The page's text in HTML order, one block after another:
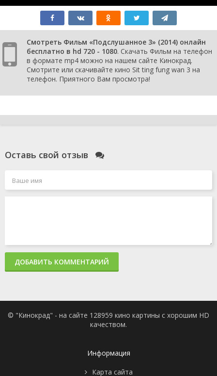
Смотреть Фильм «Подслушанное 3» (2014) онлайн
бесплатно в hd 720 - 1080. Скачать Фильм на телефон
в формате mp4 можно на нашем сайте Кинокрад.
Смотрите или скачивайте кино Sit ting fung wan 3 на
телефон. Приятного Вам просмотра!
Оставь свой отзыв
ДОБАВИТЬ КОММЕНТАРИЙ
© "Кинокрад" - на сайте 128959 кино картины с хорошим HD
качеством.
Информация
Карта сайта